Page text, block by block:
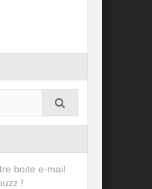
boite e-mail
!